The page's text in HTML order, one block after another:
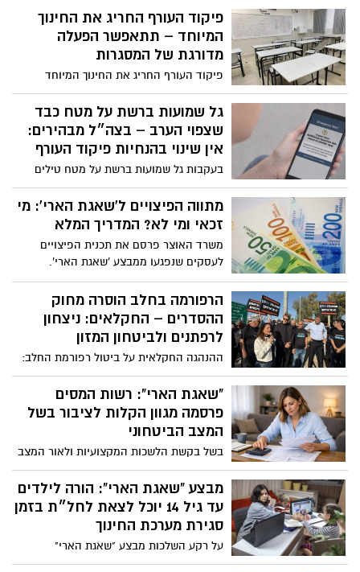
מורכבים.
פיקוד העורף החריג את החינוך
המיוחד – תתאפשר הפעלה
מדורגת של המסגרות
פיקוד העורף החריג את החינוך המיוחד
ותתאפשר הפעלה מדורגת של מסגרות החינוך
גל שמועות ברשת על מטח כבד
שצפוי הערב – בצה״ל מבהירים:
אין שינוי בהנחיות פיקוד העורף
בעקבות גל שמועות ברשת על מטח טילים
כבד הצפוי לכאורה הערב, בצה״ל ובפיקוד
העורף מבקשים להרגיע את הציבור: אין שינוי
בהנחיות. דובר צה״ל תא״ל אפי דפרין הדגיש
להישמע להנחיות פיקוד העורף
מתווה הפיצויים ל'שאגת הארי': מי
זכאי ומי לא? המדריך המלא
משרד האוצר פרסם את תכנית הפיצויים
לעסקים שנפגעו ממבצע 'שאגת הארי'.
המתווה דומה למה שנקבע ב'עם כלביא', אך
בשל פתיחת המשק המהירה - כבר שמונה
ימים אחרי פרוץ המלחמה - חלק נכבד
מהעסקים כנראה לא יעברו את רף הנזק
המזכה ולא יקבלו כסף כלל
הרפורמה בחלב הוסרה מחוק
ההסדרים – החקלאים: ניצחון
לרפתנים ולביטחון המזון
ההנהגה החקלאית על ביטול רפורמת החלב:
״זו העת להצדיע לחקלאי ישראל שלמרות
הסיכון ממשיכים כל העת בכל רחבי הארץ
לספק תוצרת טרייה לאזרחי ישראל״
"שאגת הארי": רשות המסים
פרסמה מגוון הקלות לציבור בשל
המצב הביטחוני
בשל בקשת הלשכות המקצועיות ולאור המצב
הביטחוני בו שרויה המדינה בעקבות מבצע
"שאגת הארי", ועל מנת להקל על הציבור,
הורה מנהל רשות המסים, שי אהרונוביץ', על
מתן מספר הקלות
מבצע "שאגת הארי": הורה לילדים
עד גיל 14 יוכל לצאת לחל״ת בזמן
סגירת מערכת החינוך
על רקע השלכות מבצע "שאגת הארי"
והפגיעה בפעילות המשק, שר האוצר בצלאל